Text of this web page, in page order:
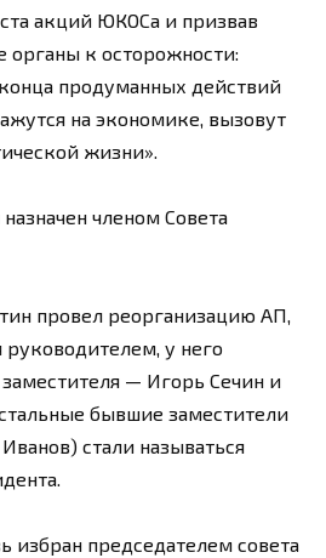
акций ЮКОСа и призвав
органы к осторожности:
продуманных действий
на экономике, вызовут
жизни».
членом Совета
провел реорганизацию АП,
у него
заместителя — Игорь Сечин и
бывшие заместители
стали называться
избран председателем совета